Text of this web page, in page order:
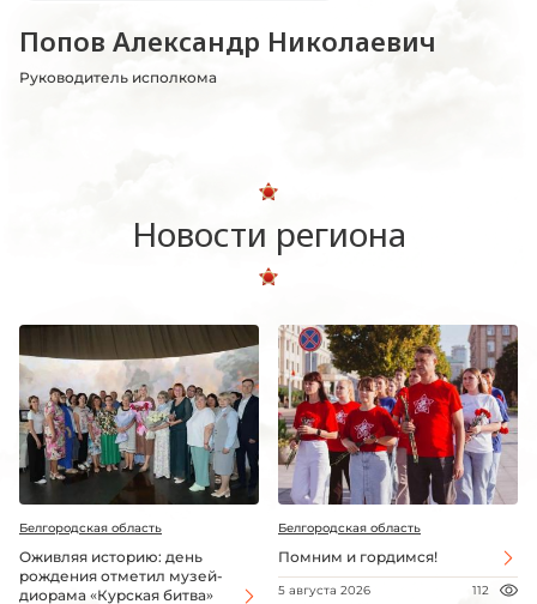
Попов Александр Николаевич
Руководитель исполкома
Новости региона
Белгородская область
Оживляя историю: день
рождения отметил музей-
диорама «Курская битва»
Белгородская область
Помним и гордимся!
5 августа 2026 112